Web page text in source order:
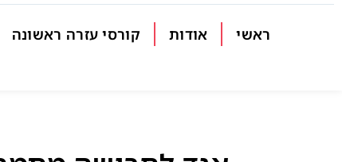
ראשי אודות קורסי עזרה ראשונה